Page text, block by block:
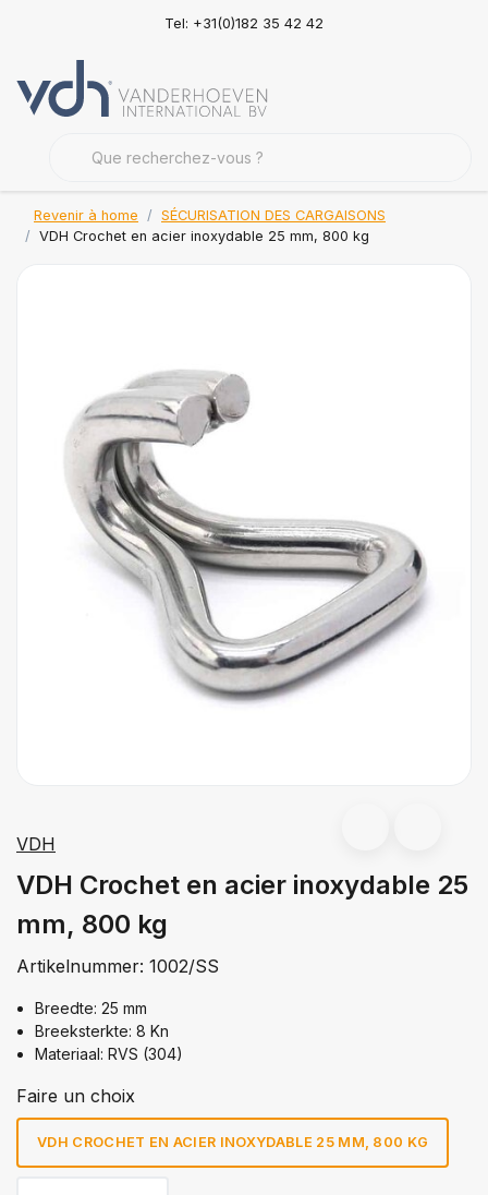
Tel: +31(0)182 35 42 42
Revenir à home
SÉCURISATION DES CARGAISONS
VDH Crochet en acier inoxydable 25 mm, 800 kg
VDH
VDH Crochet en acier inoxydable 25
mm, 800 kg
Artikelnummer: 1002/SS
Breedte: 25 mm
Breeksterkte: 8 Kn
Materiaal: RVS (304)
Faire un choix
VDH CROCHET EN ACIER INOXYDABLE 25 MM, 800 KG